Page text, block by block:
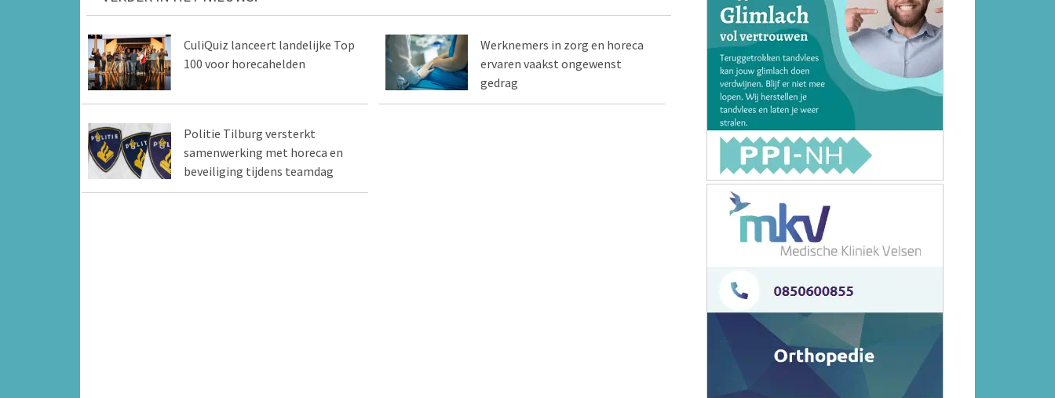
CuliQuiz lanceert landelijke Top
100 voor horecahelden
Werknemers in zorg en horeca
ervaren vaakst ongewenst
gedrag
Politie Tilburg versterkt
samenwerking met horeca en
beveiliging tijdens teamdag